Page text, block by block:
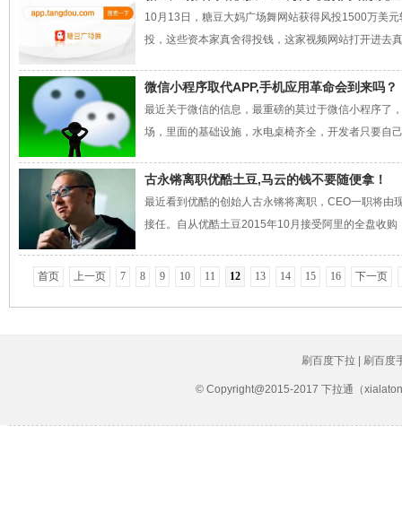
10月13日，糖豆大妈广场舞网站获得风投1500万美
投，这些资本家真舍得投钱，这家视频网站打开进去
微信小程序取代APP,手机应用革命会到来吗？
最近关于微信的信息，最重磅的莫过于微信小程序了
场，里面的基础设施，水电桌椅齐全，开发者只要自
古永锵离职优酷土豆,马云的钱不要随便拿！
最近看到优酷的创始人古永锵将离职，CEO一职将由
接任。自从优酷土豆2015年10月接受阿里的全盘收
首页 上一页 7 8 9 10 11 12 13 14 15 16 下一页
刷百度下拉 | 刷百度
© Copyright@2015-2017 下拉通（